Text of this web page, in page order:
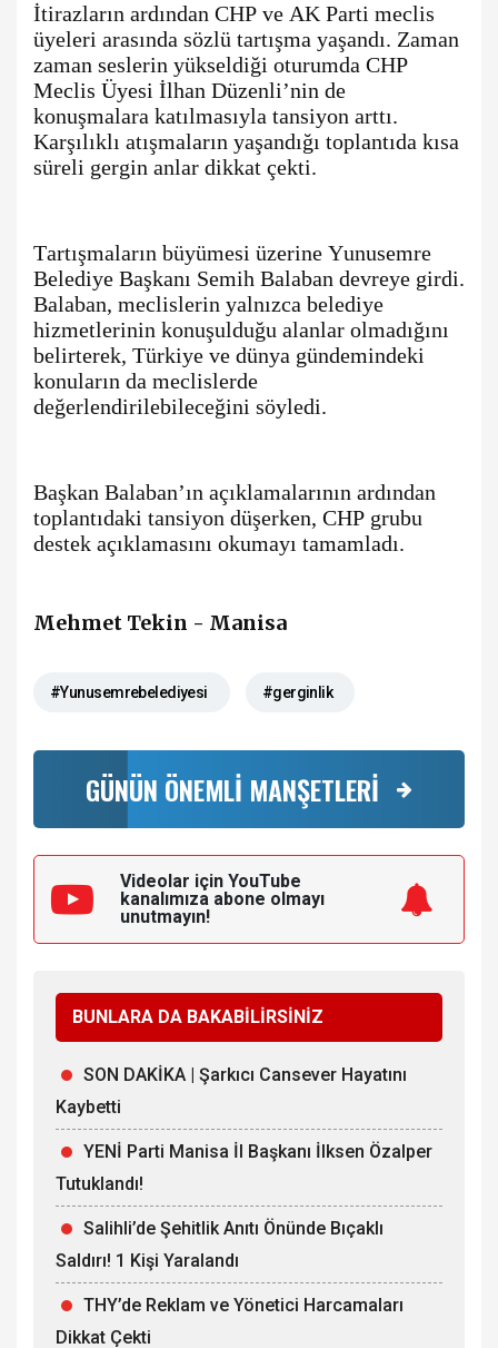
İtirazların ardından CHP ve AK Parti meclis
üyeleri arasında sözlü tartışma yaşandı. Zaman
zaman seslerin yükseldiği oturumda CHP
Meclis Üyesi İlhan Düzenli’nin de
konuşmalara katılmasıyla tansiyon arttı.
Karşılıklı atışmaların yaşandığı toplantıda kısa
süreli gergin anlar dikkat çekti.
Tartışmaların büyümesi üzerine Yunusemre
Belediye Başkanı Semih Balaban devreye girdi.
Balaban, meclislerin yalnızca belediye
hizmetlerinin konuşulduğu alanlar olmadığını
belirterek, Türkiye ve dünya gündemindeki
konuların da meclislerde
değerlendirilebileceğini söyledi.
Başkan Balaban’ın açıklamalarının ardından
toplantıdaki tansiyon düşerken, CHP grubu
destek açıklamasını okumayı tamamladı.
Mehmet Tekin - Manisa
#Yunusemrebelediyesi #gerginlik
GÜNÜN ÖNEMLİ MANŞETLERİ
Videolar için YouTube
kanalımıza abone olmayı
unutmayın!
BUNLARA DA BAKABİLİRSİNİZ
SON DAKİKA | Şarkıcı Cansever Hayatını
Kaybetti
YENİ Parti Manisa İl Başkanı İlksen Özalper
Tutuklandı!
Salihli’de Şehitlik Anıtı Önünde Bıçaklı
Saldırı! 1 Kişi Yaralandı
THY’de Reklam ve Yönetici Harcamaları
Dikkat Çekti